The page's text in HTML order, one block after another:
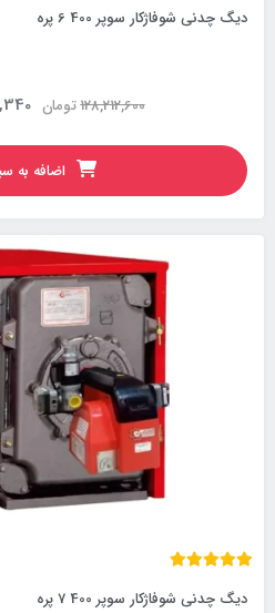
دیگ چدنی شوفاژکار سوپر 400 6 پره
تومان128,212,600
اضافه به
دیگ چدنی شوفاژکار سوپر 400 7 پره